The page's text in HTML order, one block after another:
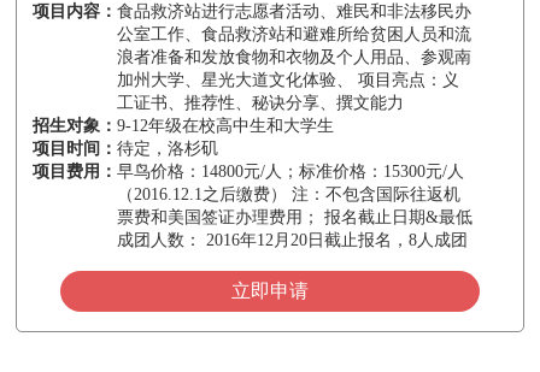
项目内容： 食品救济站进行志愿者活动、难民和非法移民办
公室工作、食品救济站和避难所给贫困人员和流
浪者准备和发放食物和衣物及个人用品、参观南
加州大学、星光大道文化体验、 项目亮点：义
工证书、推荐性、秘诀分享、撰文能力
招生对象： 9-12年级在校高中生和大学生
项目时间： 待定，洛杉矶
项目费用： 早鸟价格：14800元/人；标准价格：15300元/人
（2016.12.1之后缴费） 注：不包含国际往返机
票费和美国签证办理费用； 报名截止日期&最低
成团人数： 2016年12月20日截止报名，8人成团
立即申请